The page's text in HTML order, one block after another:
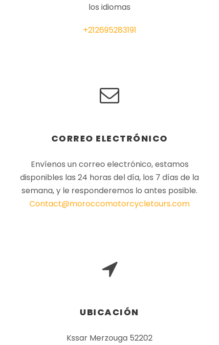
los idiomas
+212695283191
CORREO ELECTRÓNICO
Envíenos un correo electrónico, estamos
disponibles las 24 horas del día, los 7 días de la
semana, y le responderemos lo antes posible.
Contact@moroccomotorcycletours.com
UBICACIÓN
Kssar Merzouga 52202